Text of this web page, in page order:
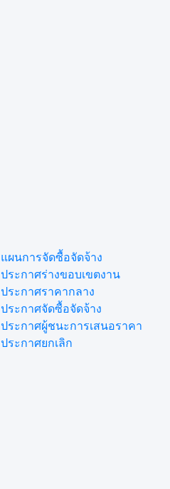
แผนการจัดซื้อจัดจ้าง
ประกาศร่างขอบเขตงาน
ประกาศราคากลาง
ประกาศจัดซื้อจัดจ้าง
ประกาศผู้ชนะการเสนอราคา
ประกาศยกเลิก